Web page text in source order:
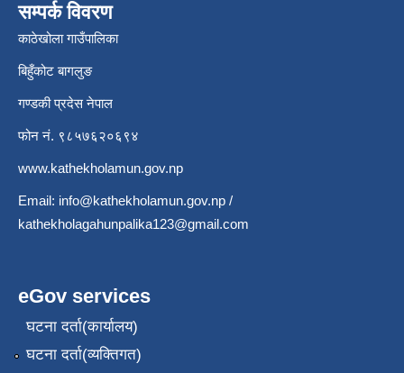
सम्पर्क विवरण
काठेखोला गाउँपालिका
बिहुँकोट बागलुङ
गण्डकी प्रदेस नेपाल
फोन नं. ९८५७६२०६९४
www.kathekholamun.gov.np
Email: info@kathekholamun.gov.np /
kathekholagahunpalika123@gmail.com
eGov services
घटना दर्ता(कार्यालय)
घटना दर्ता(व्यक्तिगत)